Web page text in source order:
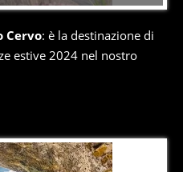
Cervo: è la destinazione di
estive 2024 nel nostro